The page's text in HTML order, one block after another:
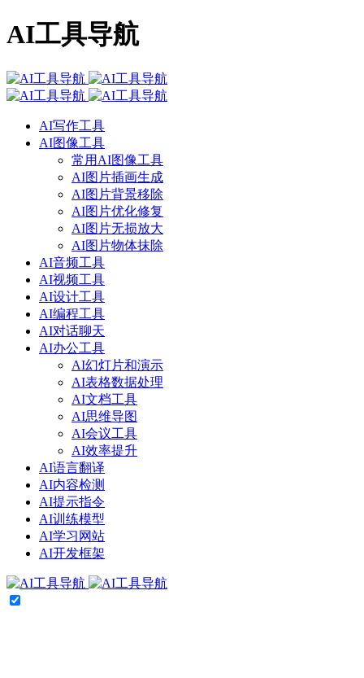
AI工具导航
AI写作工具
AI图像工具
常用AI图像工具
AI图片插画生成
AI图片背景移除
AI图片优化修复
AI图片无损放大
AI图片物体抹除
AI音频工具
AI视频工具
AI设计工具
AI编程工具
AI对话聊天
AI办公工具
AI幻灯片和演示
AI表格数据处理
AI文档工具
AI思维导图
AI会议工具
AI效率提升
AI语言翻译
AI内容检测
AI提示指令
AI训练模型
AI学习网站
AI开发框架